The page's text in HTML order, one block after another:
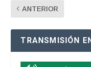
ANTERIOR
TRANSMISIÓN